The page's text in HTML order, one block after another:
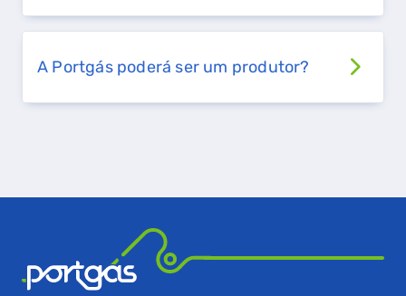
A Portgás poderá ser um produtor?